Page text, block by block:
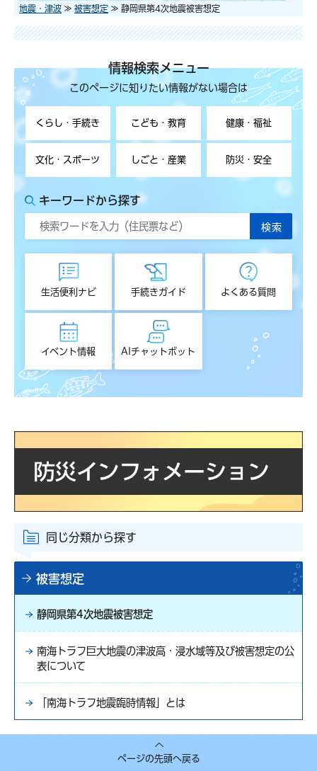
地震・津波 ≫ 被害想定 ≫ 静岡県第4次地震被害想定
情報検索メニュー
このページに知りたい情報がない場合は
くらし・手続き こども・教育 健康・福祉
文化・スポーツ しごと・産業 防災・安全
キーワードから探す
生活便利ナビ 手続きガイド よくある質問
イベント情報 AIチャットボット
同じ分類から探す
被害想定
静岡県第4次地震被害想定
南海トラフ巨大地震の津波高・浸水域等及び被害想定の公
表について
「南海トラフ地震臨時情報」とは
ページの先頭へ戻る